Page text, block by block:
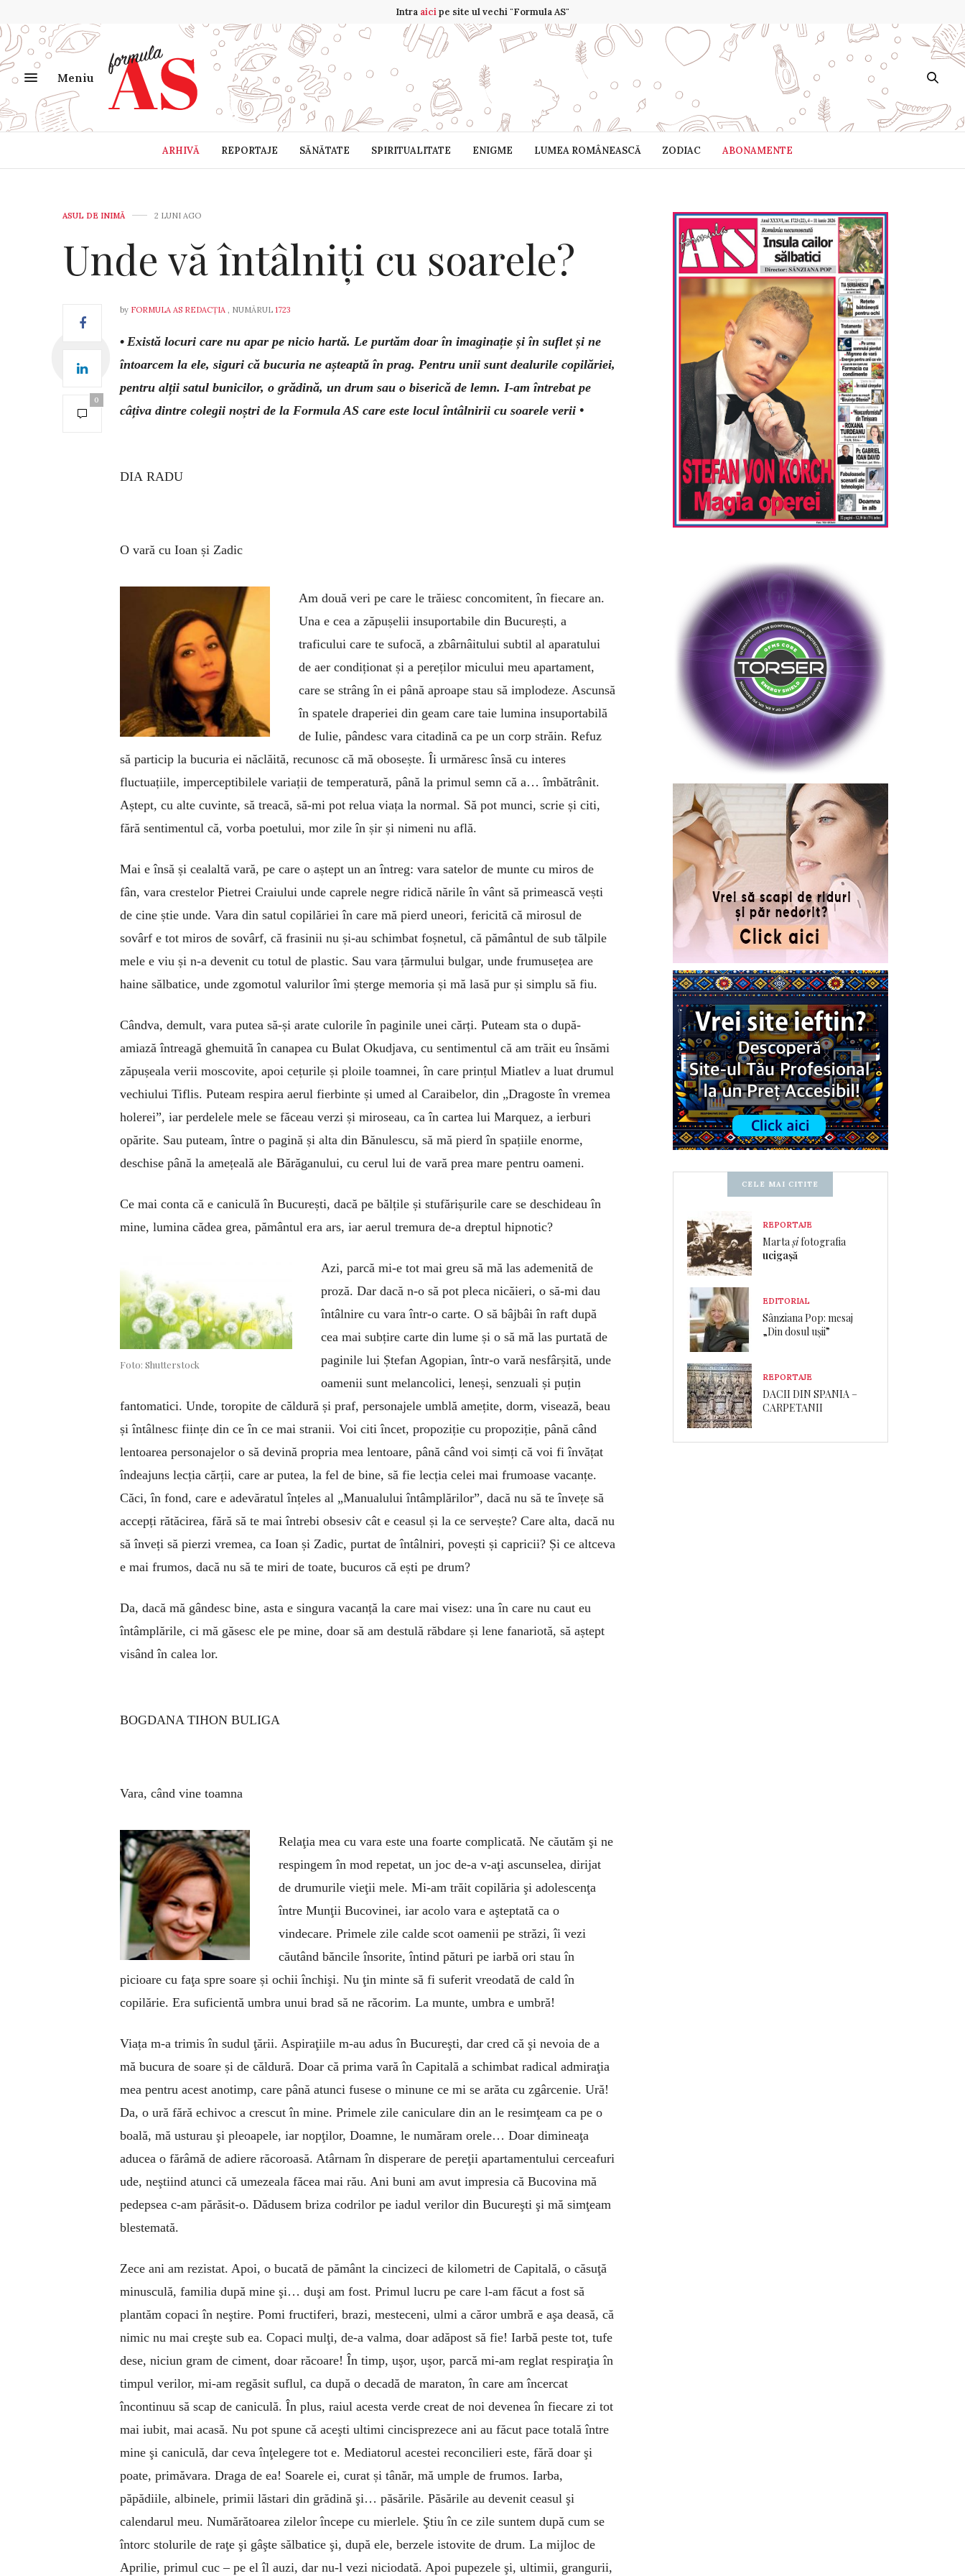
Intra aicipe site ul vechi "Formula AS"
Meniu
ARHIVĂ REPORTAJE SĂNĂTATE SPIRITUALITATE ENIGME LUMEA ROMÂNEASCĂ ZODIAC ABONAMENTE
ASUL DE INIMĂ 2 LUNI AGO
Unde vă întâlniți cu soarele?
0
by FORMULA AS REDACȚIA , NUMĂRUL 1723
• Există locuri care nu apar pe nicio hartă. Le purtăm doar în ima­ginație și în suflet și ne
întoarcem la ele, siguri că bucuria ne așteaptă în prag. Pentru unii sunt dealurile copilăriei,
pentru alții satul bunicilor, o grădină, un drum sau o biserică de lemn. I-am întrebat pe
câțiva dintre colegii noștri de la Formula AS care este locul întâlnirii cu soarele verii •
DIA RADU
O vară cu Ioan și Zadic
Am două veri pe care le trăiesc concomitent, în fiecare an.
Una e cea a zăpușelii insuportabile din București, a
traficului care te sufocă, a zbârnâitului subtil al aparatului
de aer condiționat și a pereților micului meu apartament,
care se strâng în ei până aproape stau să implodeze. Ascunsă
în spatele draperiei din geam care taie lumina insuportabilă
de Iulie, pândesc vara citadină ca pe un corp străin. Refuz
să particip la bucuria ei năclăită, recunosc că mă obosește. Îi urmăresc însă cu interes
fluctuațiile, imperceptibilele variații de temperatură, până la primul semn că a… îmbătrânit.
Aștept, cu alte cuvinte, să treacă, să-mi pot relua viața la normal. Să pot munci, scrie și citi,
fără sentimentul că, vorba poetului, mor zile în șir și nimeni nu află.
Mai e însă și cealaltă vară, pe care o aștept un an întreg: vara satelor de munte cu miros de
fân, vara crestelor Pietrei Craiului unde caprele negre ridică nările în vânt să primească vești
de cine știe unde. Vara din satul copilăriei în care mă pierd uneori, fericită că mirosul de
sovârf e tot miros de sovârf, că frasinii nu și-au schimbat foșnetul, că pământul de sub tălpile
mele e viu și n-a devenit cu totul de plastic. Sau vara țărmului bulgar, unde frumusețea are
haine sălbatice, unde zgomotul valurilor îmi șterge memoria și mă lasă pur și simplu să fiu.
Cândva, demult, vara putea să-și arate culorile în paginile unei cărți. Puteam sta o după-
amiază întreagă ghemuită în canapea cu Bulat Okudjava, cu sentimentul că am trăit eu însămi
zăpușeala verii moscovite, apoi cețurile și ploile toamnei, în care prințul Miatlev a luat drumul
vechiului Tiflis. Puteam respira aerul fierbinte și umed al Caraibelor, din „Dragoste în vremea
holerei”, iar perdelele mele se făceau verzi și miroseau, ca în cartea lui Marquez, a ierburi
opărite. Sau puteam, între o pagină și alta din Bănulescu, să mă pierd în spațiile enorme,
deschise până la amețeală ale Bărăganului, cu cerul lui de vară prea mare pentru oameni.
Ce mai conta că e caniculă în București, dacă pe bălțile și stufărișurile care se deschideau în
mine, lumina cădea grea, pământul era ars, iar aerul tremura de-a dreptul hipnotic?
Foto: Shutterstock
Azi, parcă mi-e tot mai greu să mă las ademenită de
proză. Dar dacă n-o să pot pleca nicăieri, o să-mi dau
întâlnire cu vara într-o carte. O să bâjbâi în raft după
cea mai subțire carte din lume și o să mă las purtată de
paginile lui Ștefan Agopian, într-o vară nesfârșită, unde
oamenii sunt melancolici, leneși, senzuali și puțin
fantomatici. Unde, toropite de căldură și praf, personajele umblă amețite, dorm, visează, beau
și întâlnesc ființe din ce în ce mai stranii. Voi citi încet, propoziție cu propoziție, până când
lentoarea personajelor o să devină propria mea lentoare, până când voi simți că voi fi învățat
îndeajuns lecția cărții, care ar putea, la fel de bine, să fie lecția celei mai frumoase vacanțe.
Căci, în fond, care e adevăratul înțeles al „Manualului întâmplărilor”, dacă nu să te învețe să
accepți rătăcirea, fără să te mai întrebi obsesiv cât e ceasul și la ce servește? Care alta, dacă nu
să înveți să pierzi vremea, ca Ioan și Zadic, purtat de întâlniri, povești și capricii? Și ce altceva
e mai frumos, dacă nu să te miri de toate, bucuros că ești pe drum?
Da, dacă mă gândesc bine, asta e singura vacanță la care mai visez: una în care nu caut eu
întâmplările, ci mă găsesc ele pe mine, doar să am destulă răbdare și lene fanariotă, să aștept
visând în calea lor.
BOGDANA TIHON BULIGA
Vara, când vine toamna
Relaţia mea cu vara este una foarte complicată. Ne căutăm şi ne
respingem în mod repetat, un joc de-a v-aţi ascunselea, dirijat
de drumurile vieţii mele. Mi-am trăit copilăria şi adolescenţa
între Munţii Bucovinei, iar acolo vara e aşteptată ca o
vindecare. Primele zile calde scot oamenii pe străzi, îi vezi
căutând băncile însorite, întind pături pe iarbă ori stau în
picioare cu faţa spre soare și ochii închişi. Nu ţin minte să fi suferit vreodată de cald în
copilărie. Era suficientă umbra unui brad să ne răcorim. La munte, umbra e umbră!
Viața m-a trimis în sudul ţării. Aspiraţiile m-au adus în Bucureşti, dar cred că şi nevoia de a
mă bucura de soare și de căldură. Doar că prima vară în Capitală a schimbat radical admiraţia
mea pentru acest anotimp, care până atunci fusese o minune ce mi se arăta cu zgârcenie. Ură!
Da, o ură fără echivoc a crescut în mine. Primele zile caniculare din an le resimţeam ca pe o
boală, mă usturau şi pleoapele, iar nopţilor, Doamne, le număram orele… Doar dimineaţa
aducea o fărâmă de adiere răcoroasă. Atârnam în disperare de pereţii apartamentului cerceafuri
ude, neştiind atunci că umezeala făcea mai rău. Ani buni am avut impresia că Bucovina mă
pedepsea c-am părăsit-o. Dădusem briza codrilor pe iadul verilor din Bucureşti şi mă simţeam
blestemată.
Zece ani am rezistat. Apoi, o bucată de pământ la cincizeci de kilometri de Capitală, o căsuţă
minusculă, familia după mine şi… duşi am fost. Primul lucru pe care l-am făcut a fost să
plantăm copaci în neştire. Pomi fructiferi, brazi, mesteceni, ulmi a căror umbră e aşa deasă, că
nimic nu mai creşte sub ea. Copaci mulţi, de-a valma, doar adăpost să fie! Iarbă peste tot, tufe
dese, niciun gram de ciment, doar răcoare! În timp, uşor, uşor, parcă mi-am reglat respiraţia în
timpul verilor, mi-am regăsit suflul, ca după o decadă de maraton, în care am încercat
încontinuu să scap de caniculă. În plus, raiul acesta verde creat de noi devenea în fiecare zi tot
mai iubit, mai acasă. Nu pot spune că aceşti ultimi cincisprezece ani au făcut pace totală între
mine şi caniculă, dar ceva înţelegere tot e. Mediatorul acestei reconcilieri este, fără doar şi
poate, primăvara. Draga de ea! Soarele ei, curat și tânăr, mă umple de frumos. Iarba,
păpădiile, albinele, primii lăstari din grădină şi… păsările. Păsările au devenit ceasul şi
calendarul meu. Numărătoarea zilelor începe cu mierlele. Ştiu în ce zile suntem după cum se
întorc stolurile de raţe şi gâşte sălbatice şi, după ele, berzele istovite de drum. La mijloc de
Aprilie, primul cuc – pe el îl auzi, dar nu-l vezi niciodată. Apoi pupezele şi, ultimii, grangurii,
CELE MAI CITITE
REPORTAJE
Martașifotografia
ucigașă
EDITORIAL
Sânziana Pop: mesaj
„Din dosul ușii”
REPORTAJE
DACII DIN SPANIA –
CARPETANII